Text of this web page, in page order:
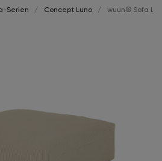
Serien Concept Luno wuun® Sofa